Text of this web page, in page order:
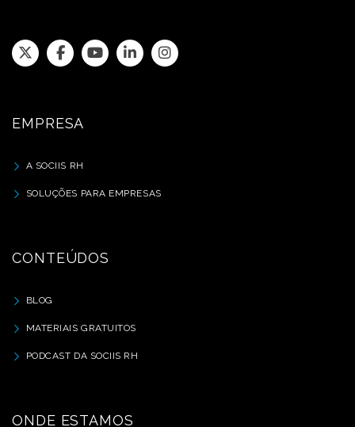
EMPRESA
A SOCIIS RH
SOLUÇÕES PARA EMPRESAS
CONTEÚDOS
BLOG
MATERIAIS GRATUITOS
PODCAST DA SOCIIS RH
ONDE ESTAMOS